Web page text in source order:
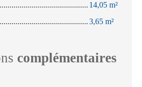
14,05 m²
3,65 m²
complémentaires